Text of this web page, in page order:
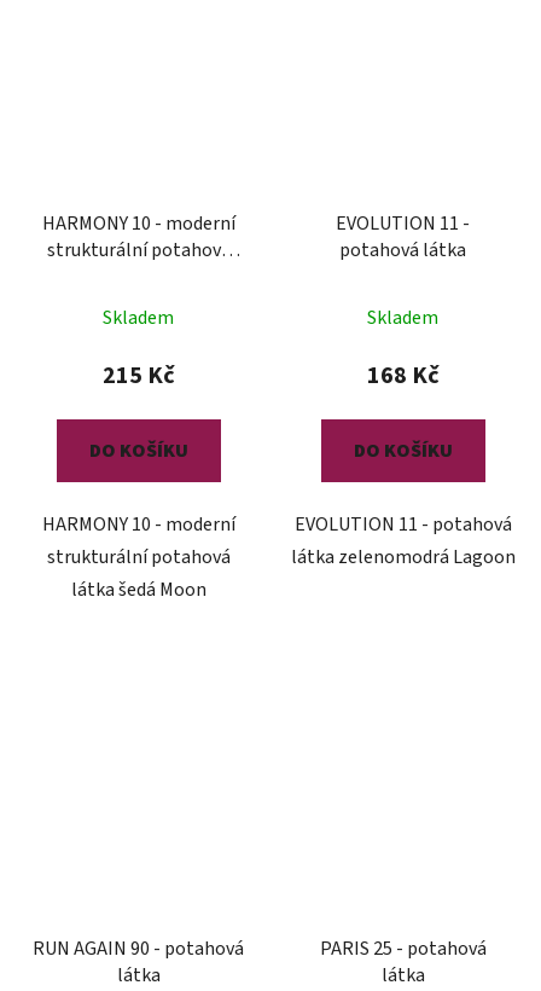
HARMONY 10 - moderní
strukturální potahová
Skladem
215 Kč
DO KOŠÍKU
HARMONY 10 - moderní
strukturální potahová
látka šedá Moon
EVOLUTION 11 -
potahová látka
Skladem
168 Kč
DO KOŠÍKU
EVOLUTION 11 - potahová
látka zelenomodrá Lagoon
RUN AGAIN 90 - potahová
látka
PARIS 25 - potahová
látka